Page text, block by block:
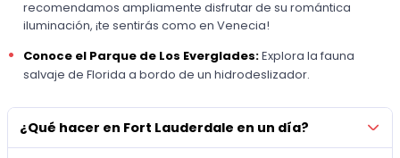
recomendamos ampliamente disfrutar de su romántica
iluminación, ¡te sentirás como en Venecia!
Conoce el Parque de Los Everglades:Explora la fauna
salvaje de Florida a bordo de un hidrodeslizador.
¿Qué hacer en Fort Lauderdale en un día?